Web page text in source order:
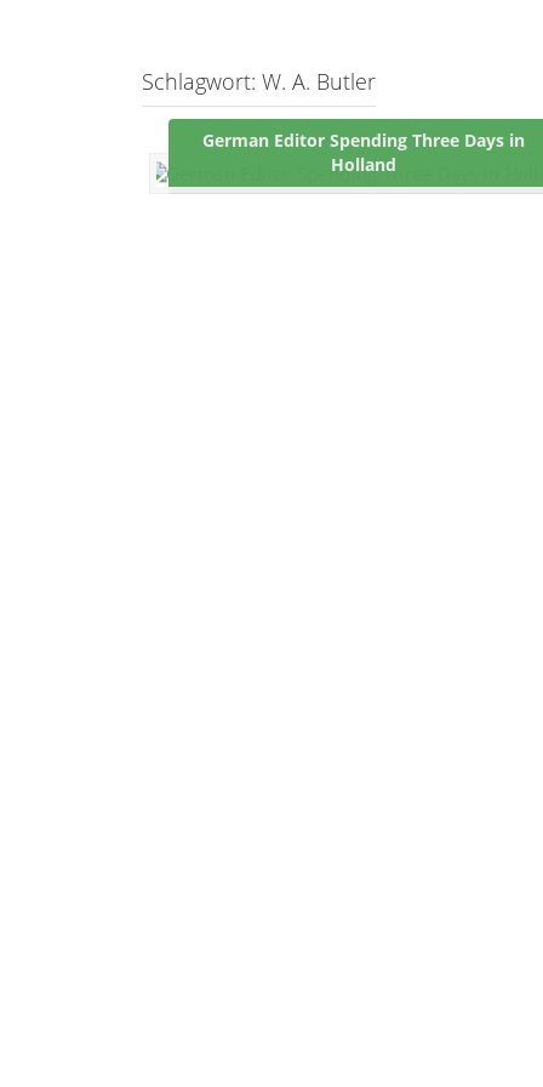
Schlagwort: W. A. Butler
German Editor Spending Three Days in
Holland